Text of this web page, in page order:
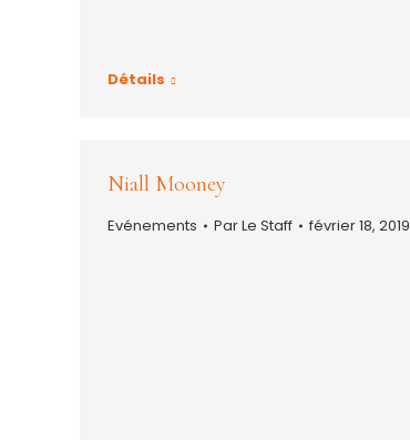
Détails
Niall Mooney
Evénements ParLe Staff février 18, 2019